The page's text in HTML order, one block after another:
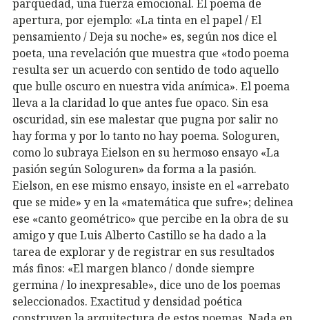
parquedad, una fuerza emocional. El poema de
apertura, por ejemplo: «La tinta en el papel / El
pensamiento / Deja su noche» es, según nos dice el
poeta, una revelación que muestra que «todo poema
resulta ser un acuerdo con sentido de todo aquello
que bulle oscuro en nuestra vida anímica». El poema
lleva a la claridad lo que antes fue opaco. Sin esa
oscuridad, sin ese malestar que pugna por salir no
hay forma y por lo tanto no hay poema. Sologuren,
como lo subraya Eielson en su hermoso ensayo «La
pasión según Sologuren» da forma a la pasión.
Eielson, en ese mismo ensayo, insiste en el «arrebato
que se mide» y en la «matemática que sufre»; delinea
ese «canto geométrico» que percibe en la obra de su
amigo y que Luis Alberto Castillo se ha dado a la
tarea de explorar y de registrar en sus resultados
más finos: «El margen blanco / donde siempre
germina / lo inexpresable», dice uno de los poemas
seleccionados. Exactitud y densidad poética